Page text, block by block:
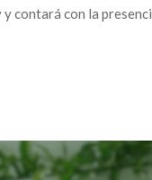
contará con la